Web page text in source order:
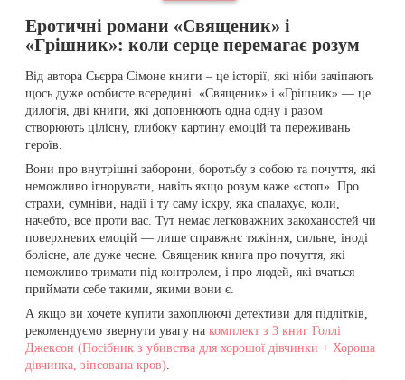
Еротичні романи «Священик» і
«Грішник»: коли серце перемагає розум
Від автора Сьєрра Сімоне книги – це історії, які ніби зачіпають
щось дуже особисте всередині. «Священик» і «Грішник» — це
дилогія, дві книги, які доповнюють одна одну і разом
створюють цілісну, глибоку картину емоцій та переживань
героїв.
Вони про внутрішні заборони, боротьбу з собою та почуття, які
неможливо ігнорувати, навіть якщо розум каже «стоп». Про
страхи, сумніви, надії і ту саму іскру, яка спалахує, коли,
начебто, все проти вас. Тут немає легковажних закоханостей чи
поверхневих емоцій — лише справжнє тяжіння, сильне, іноді
болісне, але дуже чесне. Священик книга про почуття, які
неможливо тримати під контролем, і про людей, які вчаться
приймати себе такими, якими вони є.
А якщо ви хочете купити захоплюючі детективи для підлітків,
рекомендуємо звернути увагу на комплект з 3 книг Голлі
Джексон (Посібник з убивства для хорошої дівчинки + Хороша
дівчинка, зіпсована кров).